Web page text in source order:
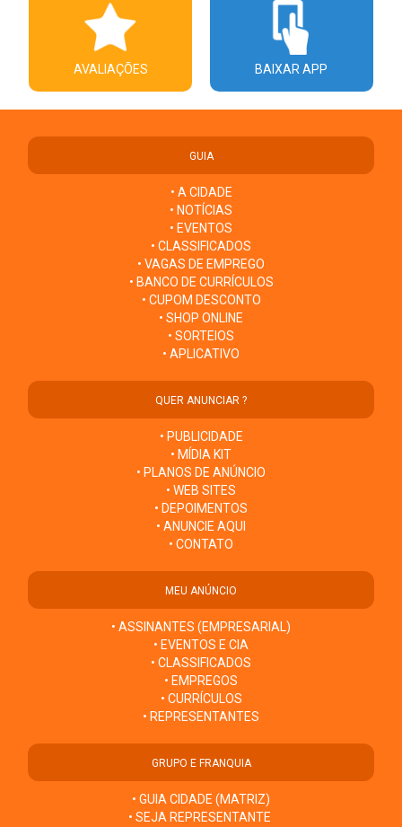
AVALIAÇÕES BAIXAR APP
GUIA
• A CIDADE
• NOTÍCIAS
• EVENTOS
• CLASSIFICADOS
• VAGAS DE EMPREGO
• BANCO DE CURRÍCULOS
• CUPOM DESCONTO
• SHOP ONLINE
• SORTEIOS
• APLICATIVO
QUER ANUNCIAR ?
• PUBLICIDADE
• MÍDIA KIT
• PLANOS DE ANÚNCIO
• WEB SITES
• DEPOIMENTOS
• ANUNCIE AQUI
• CONTATO
MEU ANÚNCIO
• ASSINANTES (EMPRESARIAL)
• EVENTOS E CIA
• CLASSIFICADOS
• EMPREGOS
• CURRÍCULOS
• REPRESENTANTES
GRUPO E FRANQUIA
• GUIA CIDADE (MATRIZ)
• SEJA REPRESENTANTE